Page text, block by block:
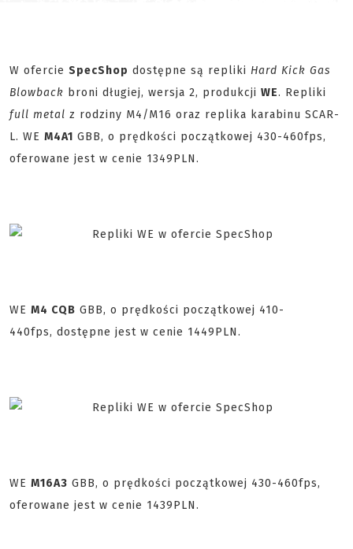
W ofercie SpecShop dostępne są repliki Hard Kick Gas
Blowback broni długiej, wersja 2, produkcji WE. Repliki
full metal z rodziny M4/M16 oraz replika karabinu SCAR-
L. WE M4A1 GBB, o prędkości początkowej 430-460fps,
oferowane jest w cenie 1349PLN.
WE M4 CQB GBB, o prędkości początkowej 410-
440fps, dostępne jest w cenie 1449PLN.
WE M16A3 GBB, o prędkości początkowej 430-460fps,
oferowane jest w cenie 1439PLN.